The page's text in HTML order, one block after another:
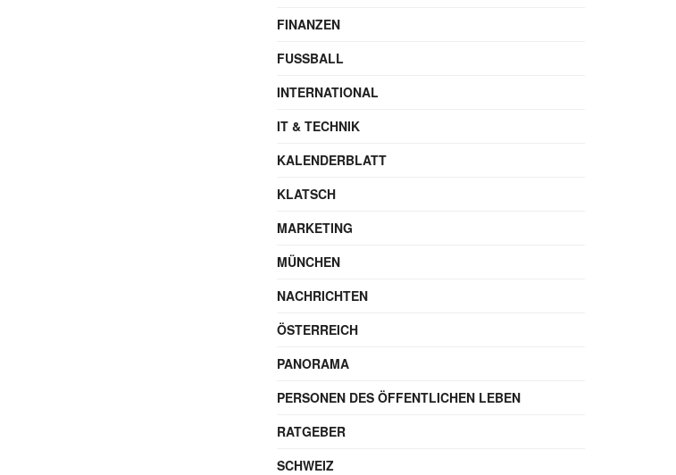
FINANZEN
FUSSBALL
INTERNATIONAL
IT & TECHNIK
KALENDERBLATT
KLATSCH
MARKETING
MÜNCHEN
NACHRICHTEN
ÖSTERREICH
PANORAMA
PERSONEN DES ÖFFENTLICHEN LEBEN
RATGEBER
SCHWEIZ